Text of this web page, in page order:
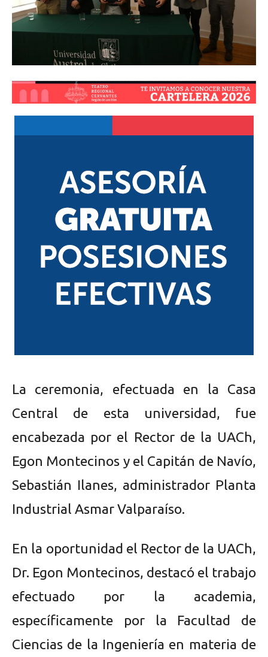
La ceremonia, efectuada en la Casa
Central de esta universidad, fue
encabezada por el Rector de la UACh,
Egon Montecinos y el Capitán de Navío,
Sebastián Ilanes, administrador Planta
Industrial Asmar Valparaíso.
En la oportunidad el Rector de la UACh,
Dr. Egon Montecinos, destacó el trabajo
efectuado por la academia,
específicamente por la Facultad de
Ciencias de la Ingeniería en materia de